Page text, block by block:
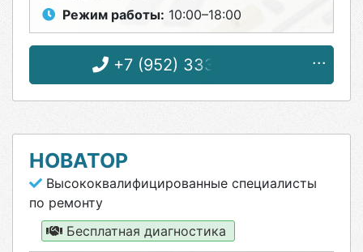
Режим работы: 10:00–18:00
+7 (952) 333-03-38
НОВАТОР
Высококвалифицированные специалисты
по ремонту
Бесплатная диагностика